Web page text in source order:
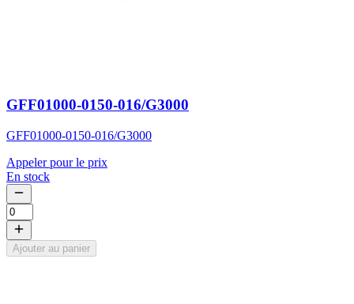
GFF01000-0150-016/G3000
GFF01000-0150-016/G3000
Appeler pour le prix
En stock
Ajouter au panier